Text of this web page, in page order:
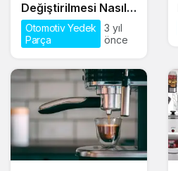
Değiştirilmesi Nasıl
Yapılır?
Otomotiv Yedek
Parça
3 yıl
önce